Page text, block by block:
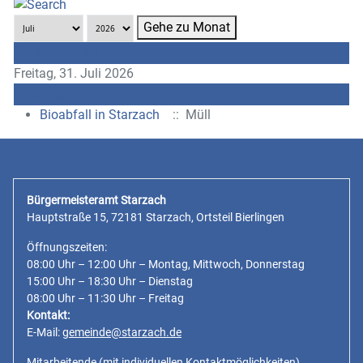
Gehe zu Monat
Freitag, 31. Juli 2026
Bioabfall in Starzach
:: Müll
Bürgermeisteramt Starzach
Hauptstraße 15, 72181 Starzach, Ortsteil Bierlingen
Öffnungszeiten:
08:00 Uhr – 12:00 Uhr – Montag, Mittwoch, Donnerstag
15:00 Uhr – 18:30 Uhr – Dienstag
08:00 Uhr – 11:30 Uhr – Freitag
Kontakt:
E-Mail:gemeinde@starzach.de